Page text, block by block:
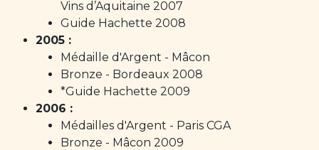
Vins d’Aquitaine 2007
Guide Hachette 2008
2005 :
Médaille d'Argent - Mâcon
Bronze - Bordeaux 2008
*Guide Hachette 2009
2006 :
Médailles d'Argent - Paris CGA
Bronze - Mâcon 2009